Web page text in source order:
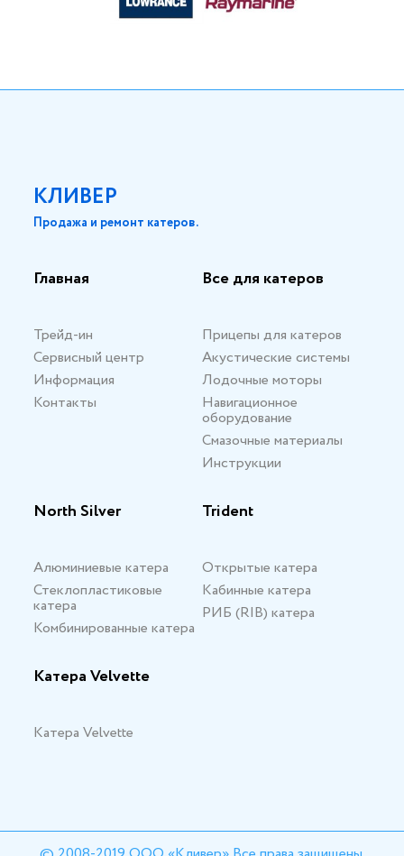
КЛИВЕР
Продажа и ремонт катеров.
Главная
Трейд-ин
Сервисный центр
Информация
Контакты
Все для катеров
Прицепы для катеров
Акустические системы
Лодочные моторы
Навигационное
оборудование
Смазочные материалы
Инструкции
North Silver
Алюминиевые катера
Стеклопластиковые
катера
Комбинированные катера
Trident
Открытые катера
Кабинные катера
РИБ (RIB) катера
Катера Velvette
Катера Velvette